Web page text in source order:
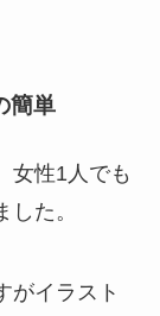
簡単
女性1人でも
た。
がイラスト